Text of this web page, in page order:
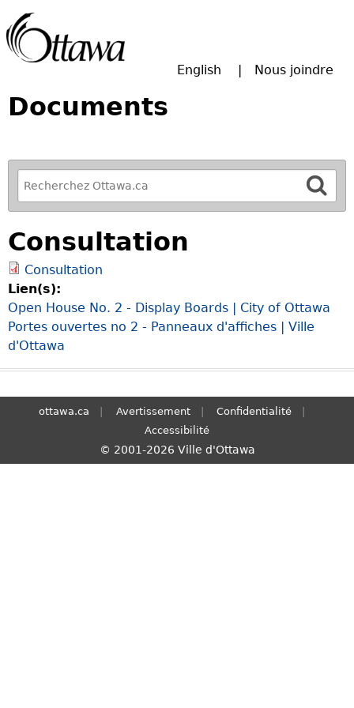
English Nous joindre
Documents
R
e
f
i
n
e
y
o
u
r
S
h
Consultation
Consultation
Lien(s):
Open House No. 2 - Display Boards | City of Ottawa
Portes ouvertes no 2 - Panneaux d'affiches | Ville
d'Ottawa
ottawa.ca Avertissement
Confidentialité
Accessibilité
© 2001-2026 Ville d'Ottawa